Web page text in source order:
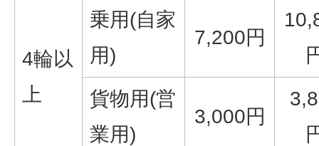
4輪以
上
乗用(自家
用)
7,200円
貨物用(営
業用)
3,000円